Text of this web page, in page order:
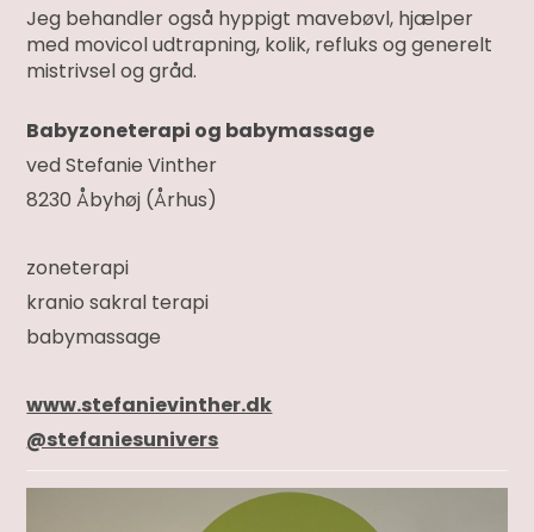
Jeg behandler også hyppigt mavebøvl, hjælper
med movicol udtrapning, kolik, refluks og generelt
mistrivsel og gråd.
Babyzoneterapi og babymassage
ved Stefanie Vinther
8230 Åbyhøj (Århus)
zoneterapi
kranio sakral terapi
babymassage
www.stefanievinther.dk
@stefaniesunivers